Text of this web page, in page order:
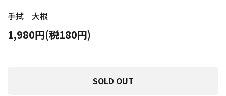
手拭 大根
1,980円(税180円)
SOLD OUT